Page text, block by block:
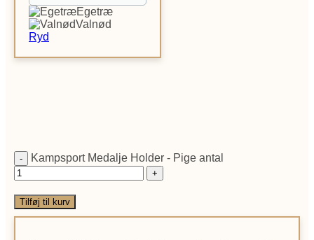
Egetræ
Valnød
Ryd
Kampsport Medalje Holder - Pige antal
Tilføj til kurv